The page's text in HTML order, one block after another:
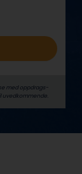
med oppdrags­
uvedkommende.